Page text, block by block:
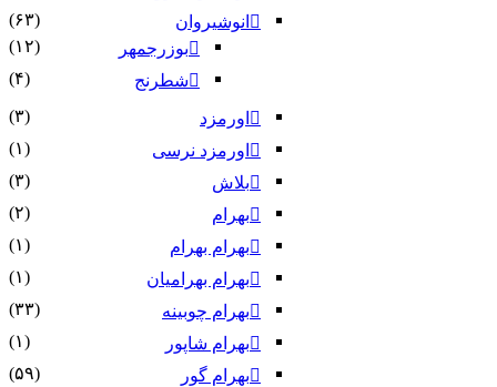
انوشیروان
(۶۳)
بوزرجمهر
(۱۲)
شطرنج
(۴)
اورمزد
(۳)
اورمزد نرسى‏
(۱)
بلاش
(۳)
بهرام
(۲)
بهرام بهرام
(۱)
بهرام بهرامیان‏
(۱)
بهرام چوبینه
(۳۳)
بهرام شاپور
(۱)
بهرام گور
(۵۹)